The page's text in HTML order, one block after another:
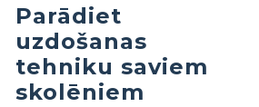
Parādiet
uzdošanas
tehniku saviem
skolēniem